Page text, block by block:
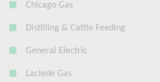
Chicago Gas
Distilling & Cattle Feeding
General Electric
Laclede Gas